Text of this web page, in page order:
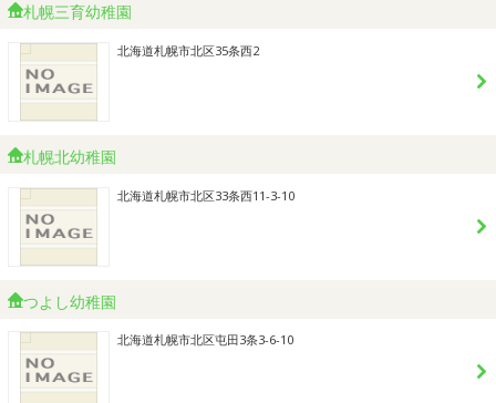
札幌三育幼稚園
北海道札幌市北区35条西2
札幌北幼稚園
北海道札幌市北区33条西11-3-10
つよし幼稚園
北海道札幌市北区屯田3条3-6-10